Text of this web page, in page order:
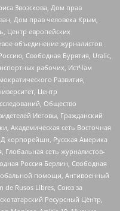
Звозскова, Дом прав
Дом прав человека Крым,
Центр европейских
объединение журналистов
Свободная Бурятия, Uralic,
рабочих, ИстЧам
Развития,
Центр
Общество
Иеговы, Гражданский
Академическая сеть Восточная
корпорейшн, Русская Америка
Глобальная сеть журналистов-
Россия Берлин, Свободная
помощи, Антивоенный
de Rusos Libres, Союз за
Ресурсный Центр,